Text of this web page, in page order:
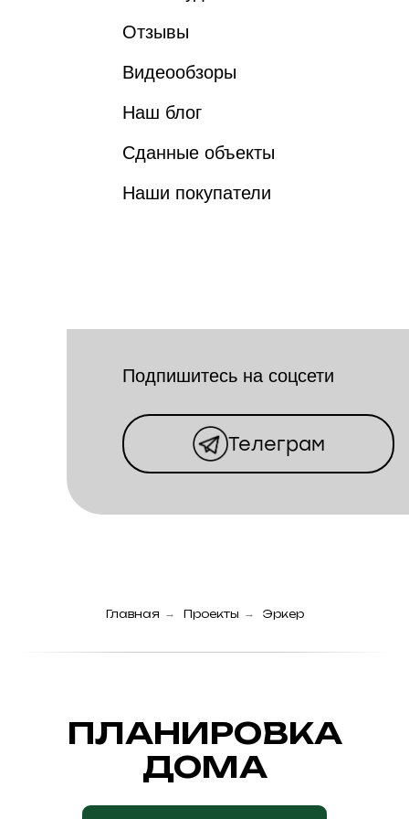
ДОЛИНА
Отзывы
Видеообзоры
Наш блог
Сданные объекты
Наши покупатели
Телеграм
Подпишитесь на соцсети
Главная → Проекты → Эркер
ПЛАНИРОВКА
ДОМА